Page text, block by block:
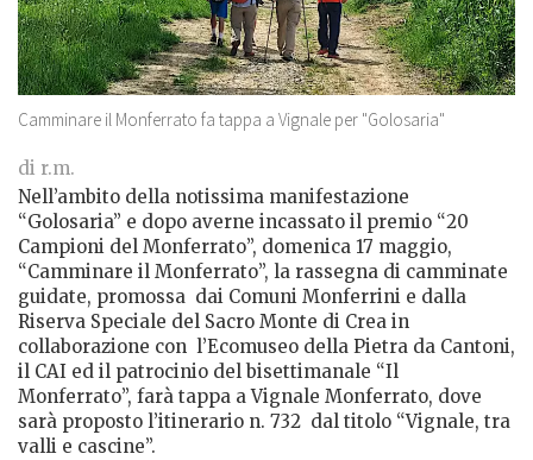
Camminare il Monferrato fa tappa a Vignale per "Golosaria"
di r.m.
Nell’ambito della notissima manifestazione
“Golosaria” e dopo averne incassato il premio “20
Campioni del Monferrato”, domenica 17 maggio,
“Camminare il Monferrato”, la rassegna di camminate
guidate, promossa dai Comuni Monferrini e dalla
Riserva Speciale del Sacro Monte di Crea in
collaborazione con l’Ecomuseo della Pietra da Cantoni,
il CAI ed il patrocinio del bisettimanale “Il
Monferrato”, farà tappa a Vignale Monferrato, dove
sarà proposto l’itinerario n. 732 dal titolo “Vignale, tra
valli e cascine”.